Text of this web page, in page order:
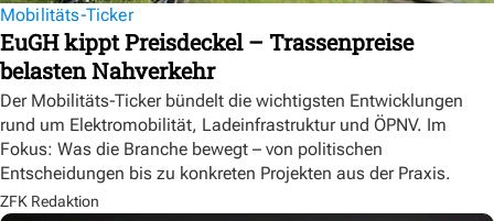
Mobilitäts-Ticker
EuGH kippt Preisdeckel – Trassenpreise
belasten Nahverkehr
Der Mobilitäts-Ticker bündelt die wichtigsten Entwicklungen
rund um Elektromobilität, Ladeinfrastruktur und ÖPNV. Im
Fokus: Was die Branche bewegt – von politischen
Entscheidungen bis zu konkreten Projekten aus der Praxis.
ZFK Redaktion